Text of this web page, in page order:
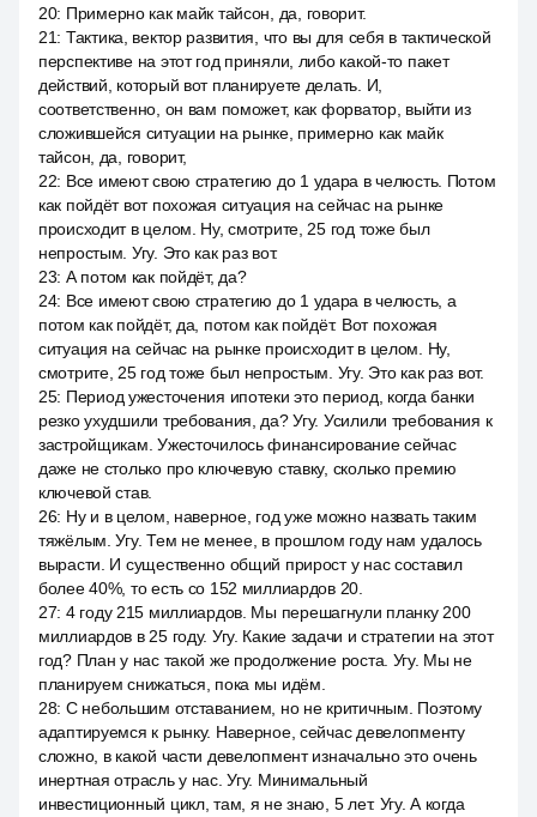
20: Примерно как майк тайсон, да, говорит.
21: Тактика, вектор развития, что вы для себя в тактической
перспективе на этот год приняли, либо какой-то пакет
действий, который вот планируете делать. И,
соответственно, он вам поможет, как форватор, выйти из
сложившейся ситуации на рынке, примерно как майк
тайсон, да, говорит,
22: Все имеют свою стратегию до 1 удара в челюсть. Потом
как пойдёт вот похожая ситуация на сейчас на рынке
происходит в целом. Ну, смотрите, 25 год тоже был
непростым. Угу. Это как раз вот.
23: А потом как пойдёт, да?
24: Все имеют свою стратегию до 1 удара в челюсть, а
потом как пойдёт, да, потом как пойдёт. Вот похожая
ситуация на сейчас на рынке происходит в целом. Ну,
смотрите, 25 год тоже был непростым. Угу. Это как раз вот.
25: Период ужесточения ипотеки это период, когда банки
резко ухудшили требования, да? Угу. Усилили требования к
застройщикам. Ужесточилось финансирование сейчас
даже не столько про ключевую ставку, сколько премию
ключевой став.
26: Ну и в целом, наверное, год уже можно назвать таким
тяжёлым. Угу. Тем не менее, в прошлом году нам удалось
вырасти. И существенно общий прирост у нас составил
более 40%, то есть со 152 миллиардов 20.
27: 4 году 215 миллиардов. Мы перешагнули планку 200
миллиардов в 25 году. Угу. Какие задачи и стратегии на этот
год? План у нас такой же продолжение роста. Угу. Мы не
планируем снижаться, пока мы идём.
28: С небольшим отставанием, но не критичным. Поэтому
адаптируемся к рынку. Наверное, сейчас девелопменту
сложно, в какой части девелопмент изначально это очень
инертная отрасль у нас. Угу. Минимальный
инвестиционный цикл, там, я не знаю, 5 лет. Угу. А когда